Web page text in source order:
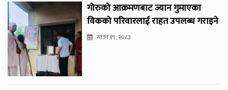
गोरुको आक्रमणबाट ज्यान गुमाएका
विकको परिवारलाई राहत उपलब्ध गराइने
साउन १९, २०८३